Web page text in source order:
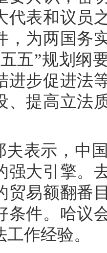
代表和议员
，为两国务
五”规划纲
进步促进法
、提高立法
夫表示，中
强大引擎。
贸易额翻番
条件。哈议
作经验。